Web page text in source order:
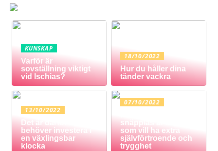
KUNSKAP
Varför är
sovställning viktigt
vid Ischias?
18/10/2022
Hur du håller dina
tänder vackra
13/10/2022
Det är därför du
behöver investera i
en växlingsbar
klocka
07/10/2022
snäpplås är för dig
som vill ha extra
självförtroende och
trygghet